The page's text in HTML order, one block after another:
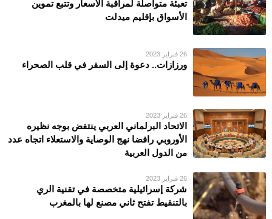
تعبئة متواصلة لمراقبة الأسعار وتتبع تموين
الأسواق بإقليم ميدلت
26 فبراير 2023
ورزازات.. دعوة إلى السفر في قلب الصحراء
26 فبراير 2023
الاتحاد البرلماني العربي ينتفض بوجه نظيره
الأوروبي رافضا نهج الوصاية والاستعلاء اتجاه عدد
من الدول العربية
26 فبراير 2023
شركة إسرائيلية متخصصة في تقنية الري
بالتنقيط تفتح ثاني مصنع لها بالمغرب